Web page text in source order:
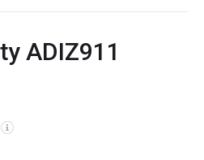
ADIZ911